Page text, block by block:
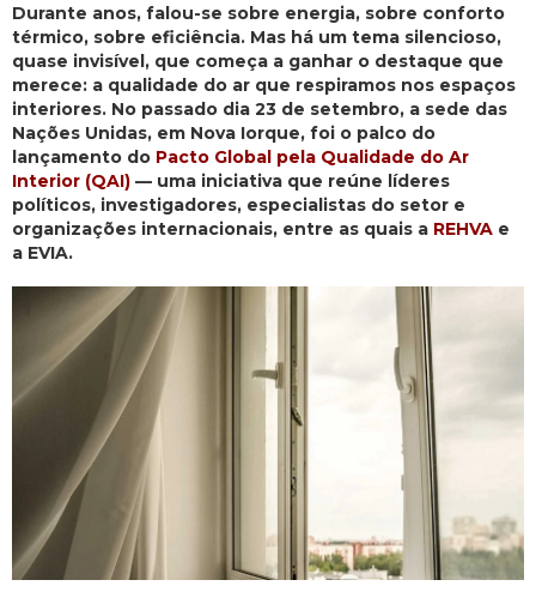
Durante anos, falou-se sobre energia, sobre conforto
térmico, sobre eficiência. Mas há um tema silencioso,
quase invisível, que começa a ganhar o destaque que
merece: a qualidade do ar que respiramos nos espaços
interiores. No passado dia 23 de setembro, a sede das
Nações Unidas, em Nova Iorque, foi o palco do
lançamento do Pacto Global pela Qualidade do Ar
Interior (QAI) — uma iniciativa que reúne líderes
políticos, investigadores, especialistas do setor e
organizações internacionais, entre as quais a REHVA e
a EVIA.